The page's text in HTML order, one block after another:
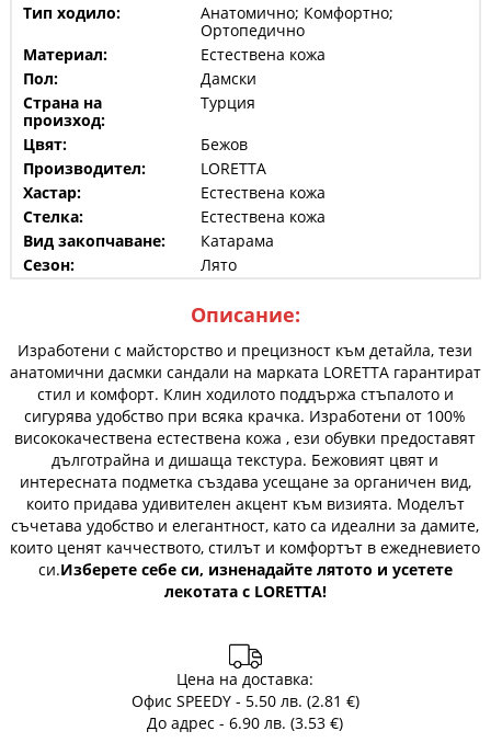
Тип ходило:
Анатомично; Комфортно;
Ортопедично
Материал:
Естествена кожа
Пол:
Дамски
Страна на
произход:
Турция
Цвят:
Бежов
Производител:
LORETTA
Хастар:
Естествена кожа
Стелка:
Естествена кожа
Вид закопчаване:
Катарама
Сезон:
Лято
Описание:
Изработени с майсторство и прецизност към детайла, тези
анатомични дасмки сандали на марката LORETTA гарантират
стил и комфорт. Клин ходилото поддържа стъпалото и
сигурява удобство при всяка крачка. Изработени от 100%
висококачествена естествена кожа , ези обувки предоставят
дълготрайна и дишаща текстура. Бежовият цвят и
интересната подметка създава усещане за органичен вид,
които придава удивителен акцент към визията. Моделът
съчетава удобство и елегантност, като са идеални за дамите,
които ценят каччеството, стилът и комфортът в ежедневието
си.Изберете себе си, изненадайте лятото и усетете
лекотата с LORETTA!
Цена на доставка:
Офис SPEEDY - 5.50 лв. (2.81 €)
До адрес - 6.90 лв. (3.53 €)